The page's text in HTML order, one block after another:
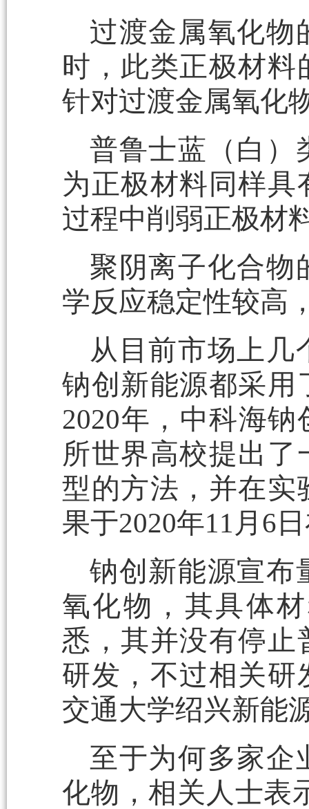
过渡金属氧化物
时，此类正极材
针对过渡金属氧化
普鲁士蓝（白）
为正极材料同样
过程中削弱正极材
聚阴离子化合物
学反应稳定性较高
从目前市场上几
钠创新能源都采用
2020年，中科海
所世界高校提出
型的方法，并在实
果于2020年11月6
钠创新能源宣布
氧化物，其具体
悉，其并没有停止
研发，不过相关研
交通大学绍兴新能
至于为何多家企
化物，相关人士表